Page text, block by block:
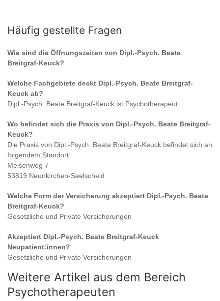
Häufig gestellte Fragen
Wie sind die Öffnungszeiten von Dipl.-Psych. Beate
Breitgraf-Keuck?
Welche Fachgebiete deckt Dipl.-Psych. Beate Breitgraf-
Keuck ab?
Dipl.-Psych. Beate Breitgraf-Keuck ist Psychotherapeut
Wo befindet sich die Praxis von Dipl.-Psych. Beate Breitgraf-
Keuck?
Die Praxis von Dipl.-Psych. Beate Breitgraf-Keuck befindet sich an
folgendem Standort:
Meisenweg 7
53819 Neunkirchen-Seelscheid
Welche Form der Versicherung akzeptiert Dipl.-Psych. Beate
Breitgraf-Keuck?
Gesetzliche und Private Versicherungen
Akzeptiert Dipl.-Psych. Beate Breitgraf-Keuck
Neupatient:innen?
Gesetzliche und Private Versicherungen
Weitere Artikel aus dem Bereich
Psychotherapeuten